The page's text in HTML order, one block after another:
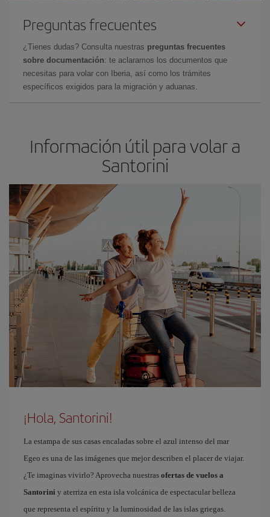
Preguntas frecuentes
¿Tienes dudas? Consulta nuestras preguntas frecuentes
sobre documentación: te aclaramos los documentos que
necesitas para volar con Iberia, así como los trámites
específicos exigidos para la migración y aduanas.
Información útil para volar a
Santorini
¡Hola, Santorini!
La estampa de sus casas encaladas sobre el azul intenso del mar
Egeo es una de las imágenes que mejor describen el placer de viajar.
¿Te imaginas vivirlo? Aprovecha nuestras ofertas de vuelos a
Santorini y aterriza en esta isla volcánica de espectacular belleza
que representa el espíritu y la luminosidad de las islas griegas.